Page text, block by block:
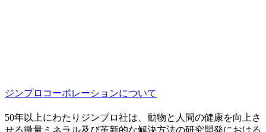
ジンプロコーポレーションについて
50年以上にわたりジンプロ社は、動物と人間の健康を向上さ
せる微量ミネラル及び革新的な解決方法の研究開発における